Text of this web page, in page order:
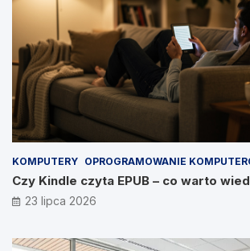
KOMPUTERY OPROGRAMOWANIE
Czy Kindle czyta EPUB – co warto
23 lipca 2026